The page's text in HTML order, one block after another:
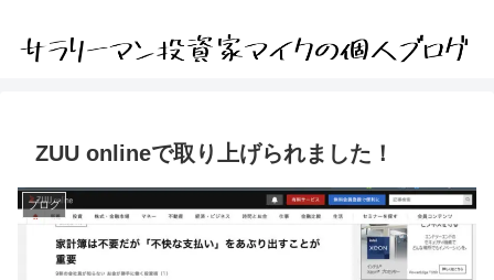
ZUU onlineで取り上げられました！
ブログ